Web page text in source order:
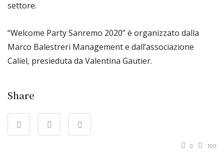
settore.
“Welcome Party Sanremo 2020” è organizzato dalla
Marco Balestreri Management e dall’associazione
Caliel, presieduta da Valentina Gautier.
Share
0 100